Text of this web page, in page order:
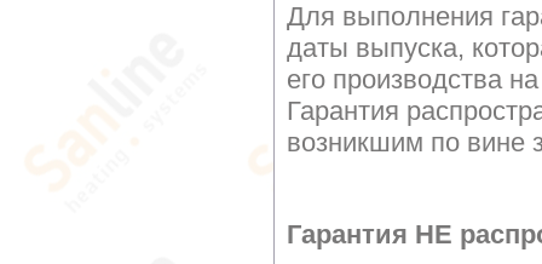
Для выполнения
даты выпуска,
его производства
Гарантия
возникшим по вине
Гарантия НЕ